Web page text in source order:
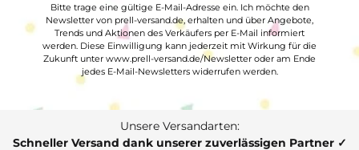
Bitte trage eine gültige E-Mail-Adresse ein. Ich möchte den
Newsletter von prell-versand.de, erhalten und über Angebote,
Trends und Aktionen des Verkäufers per E-Mail informiert
werden. Diese Einwilligung kann jederzeit mit Wirkung für die
Zukunft unter www.prell-versand.de/Newsletter oder am Ende
jedes E-Mail-Newsletters widerrufen werden.
Unsere Versandarten:
Schneller Versand dank unserer zuverlässigen Partner ✓